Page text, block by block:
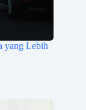
yang Lebih